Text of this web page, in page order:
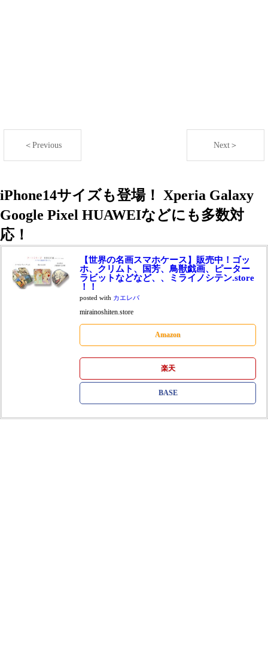
＜Previous Next＞
iPhone14サイズも登場！ Xperia Galaxy
Google Pixel HUAWEIなどにも多数対
応！
【世界の名画スマホケース】販売中！ゴッ
ホ、クリムト、国芳、鳥獣戯画、ピーター
ラビットなどなど、、ミライノシテン.store
！！
posted with カエレバ
mirainoshiten.store
Amazon
楽天
BASE